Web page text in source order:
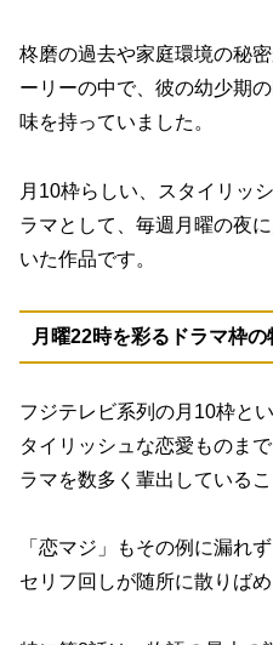
柊磨の過去や家庭環境の秘
ーリーの中で、彼の幼少期
味を持っていました。
月10枠らしい、スタイリッ
ラマとして、毎週月曜の夜
いた作品です。
月曜22時を彩るドラマ枠の
フジテレビ系列の月10枠と
タイリッシュな恋愛ものま
ラマを数多く輩出している
「恋マジ」もその例に漏れ
セリフ回しが随所に散りばめ